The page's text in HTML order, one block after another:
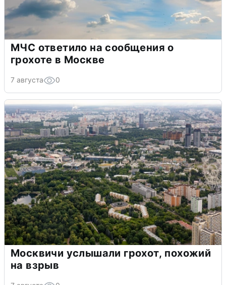
МЧС ответило на сообщения о
грохоте в Москве
7 августа 0
Москвичи услышали грохот, похожий
на взрыв